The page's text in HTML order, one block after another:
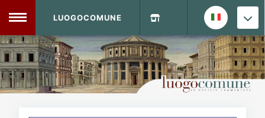
MENU
Home
LUOGOCOMUNE